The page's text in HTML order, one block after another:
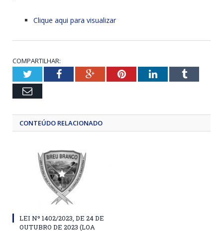
Clique aqui para visualizar
COMPARTILHAR:
TwitterFacebookGoogle+PinterestLinkedInTumblr
Email
CONTEÚDO RELACIONADO
LEI Nº 1402/2023, DE 24 DE
OUTUBRO DE 2023 (LOA